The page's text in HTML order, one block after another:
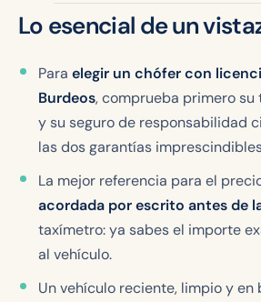
Lo esencial de un
Para elegir un chófer con
Burdeos, comprueba primero
y su seguro de responsabilidad
las dos garantías
La mejor referencia para el
acordada por escrito antes de
taxímetro: ya sabes el importe
al vehículo.
Un vehículo reciente, limpio y en